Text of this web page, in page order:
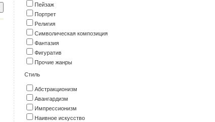
Пейзаж
Портрет
Религия
Символическая композиция
Фантазия
Фигуратив
Прочие жанры
Стиль
Абстракционизм
Авангардизм
Импрессионизм
Наивное искусство